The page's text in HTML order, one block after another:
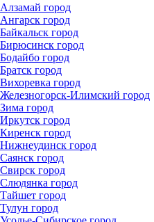
Алзамай город
Ангарск город
Байкальск город
Бирюсинск город
Бодайбо город
Братск город
Вихоревка город
Железногорск-Илимский город
Зима город
Иркутск город
Киренск город
Нижнеудинск город
Саянск город
Свирск город
Слюдянка город
Тайшет город
Тулун город